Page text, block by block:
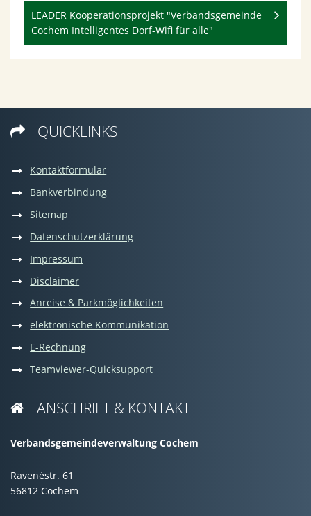
LEADER Kooperationsprojekt "Verbandsgemeinde
Cochem Intelligentes Dorf-Wifi für alle"
 QUICKLINKS
Kontaktformular
Bankverbindung
Sitemap
Datenschutzerklärung
Impressum
Disclaimer
Anreise & Parkmöglichkeiten
elektronische Kommunikation
E-Rechnung
Teamviewer-Quicksupport
 ANSCHRIFT & KONTAKT
Verbandsgemeindeverwaltung Cochem
Ravenéstr. 61
56812 Cochem